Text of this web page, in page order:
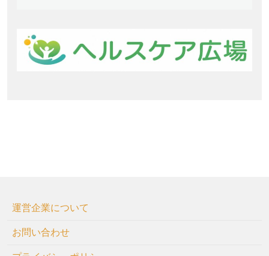
運営企業について
お問い合わせ